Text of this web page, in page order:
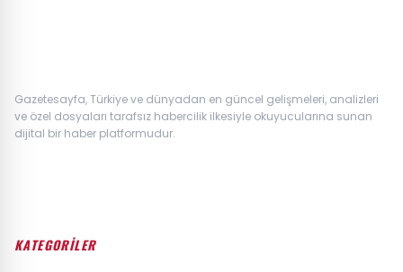
Gazetesayfa, Türkiye ve dünyadan en güncel gelişmeleri, analizleri
ve özel dosyaları tarafsız habercilik ilkesiyle okuyucularına sunan
dijital bir haber platformudur.
KATEGORİLER